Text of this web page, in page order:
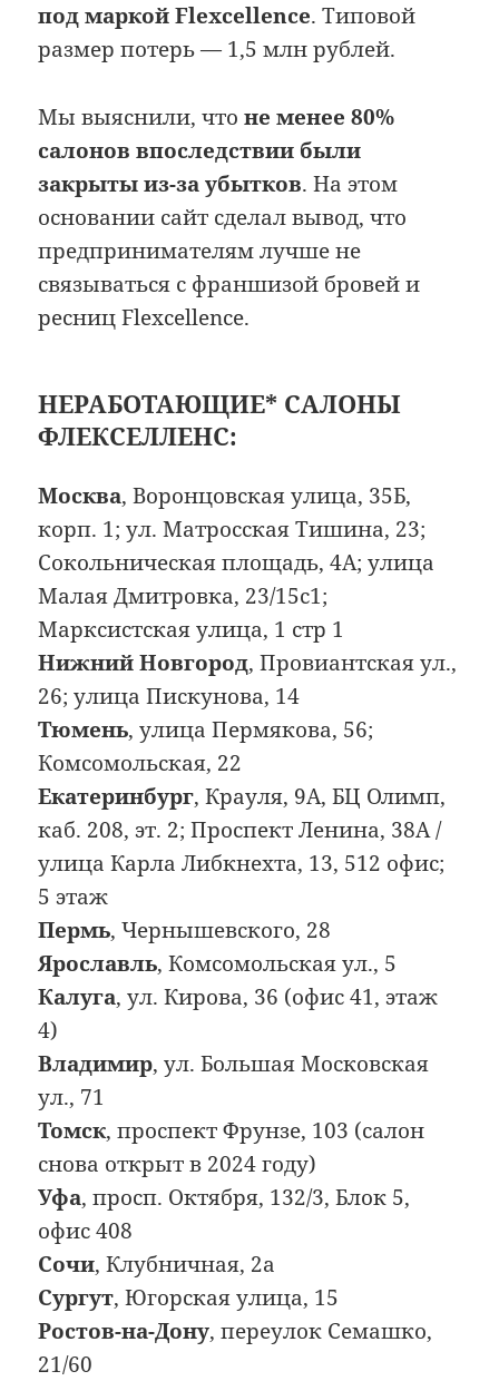
под маркой Flexcellence. Типовой
размер потерь — 1,5 млн рублей.
Мы выяснили, чтоне менее 80%
салонов впоследствии были
закрыты из-за убытков. На этом
основании сайт сделал вывод, что
предпринимателям лучше не
связываться с франшизой бровей и
ресниц Flexcellence.
НЕРАБОТАЮЩИЕ* САЛОНЫ
ФЛЕКСЕЛЛЕНС:
Москва, Воронцовская улица, 35Б,
корп. 1; ул. Матросская Тишина, 23;
Сокольническая площадь, 4А; улица
Малая Дмитровка, 23/15с1;
Марксистская улица, 1 стр 1
Нижний Новгород, Провиантская ул.,
26; улица Пискунова, 14
Тюмень, улица Пермякова, 56;
Комсомольская, 22
Екатеринбург, Крауля, 9А, БЦ Олимп,
каб. 208, эт. 2; Проспект Ленина, 38А /
улица Карла Либкнехта, 13, 512 офис;
5 этаж
Пермь, Чернышевского, 28
Ярославль, Комсомольская ул., 5
Калуга, ул. Кирова, 36 (офис 41, этаж
4)
Владимир, ул. Большая Московская
ул., 71
Томск, проспект Фрунзе, 103 (салон
снова открыт в 2024 году)
Уфа, просп. Октября, 132/3, Блок 5,
офис 408
Сочи, Клубничная, 2а
Сургут, Югорская улица, 15
Ростов-на-Дону, переулок Семашко,
21/60